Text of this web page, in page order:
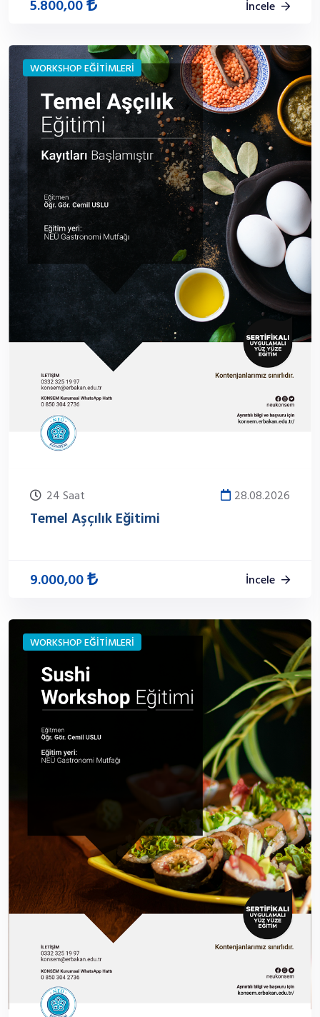
5.800,00 İncele
WORKSHOP EĞİTİMLERİ
24 Saat 28.08.2026
Temel Aşçılık Eğitimi
9.000,00 İncele
WORKSHOP EĞİTİMLERİ